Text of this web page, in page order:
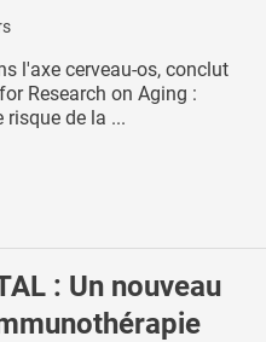
l'axe cerveau-os, conclut
Research on Aging :
risque de la ...
: Un nouveau